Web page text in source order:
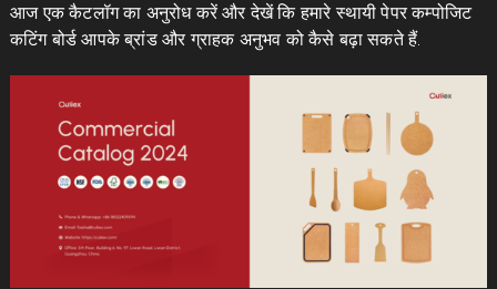
आज एक कैटलॉग का अनुरोध करें और देखें कि हमारे स्थायी पेपर कम्पोजिट
कटिंग बोर्ड आपके ब्रांड और ग्राहक अनुभव को कैसे बढ़ा सकते हैं.